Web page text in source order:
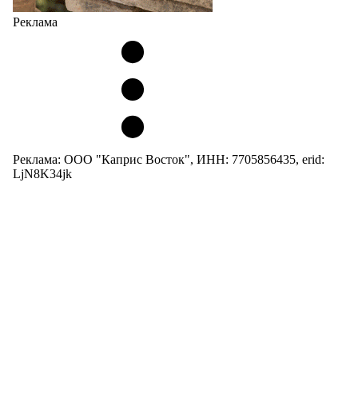
Реклама
Реклама: ООО "Каприс Восток", ИНН: 7705856435, erid:
LjN8K34jk